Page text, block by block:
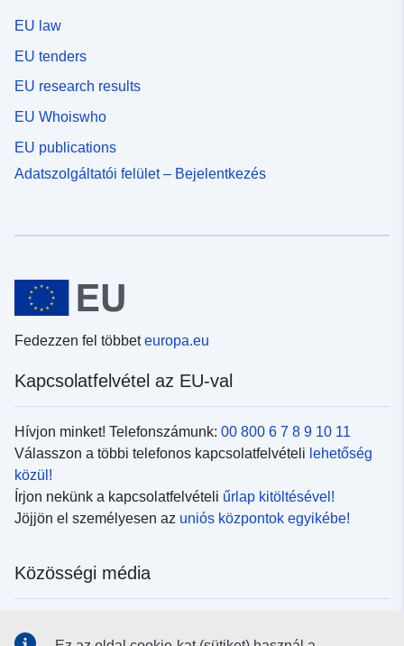
EU law
EU tenders
EU research results
EU Whoiswho
EU publications
Adatszolgáltatói felület – Bejelentkezés
Fedezzen fel többeteuropa.eu
Kapcsolatfelvétel az EU-val
Hívjon minket! Telefonszámunk: 00 800 6 7 8 9 10 11
Válasszon a többi telefonos kapcsolatfelvételi lehetőség
közül!
Írjon nekünk a kapcsolatfelvételi űrlap kitöltésével!
Jöjjön el személyesen az uniós központok egyikébe!
Közösségi média